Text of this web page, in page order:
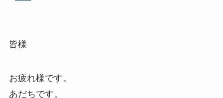
皆様
お疲れ様です。
あだちです。